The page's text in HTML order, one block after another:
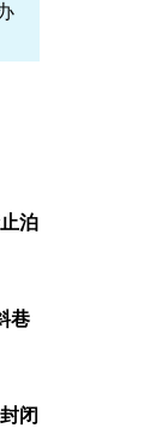
泊
巷
闭